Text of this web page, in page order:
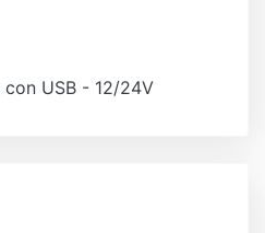
USB - 12/24V